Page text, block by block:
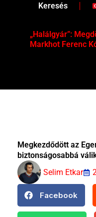
Keresés
„Halálgyár”:
Markhot Ferenc
Megkezdődött az
biztonságosabbá
Selim Etkar
Facebook